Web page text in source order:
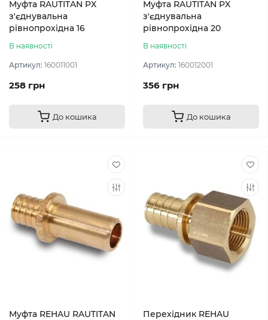
Муфта RAUTITAN PX
з'єднувальна
рівнопрохідна 16
В наявності
Артикул: 160011001
258 грн
До кошика
Муфта RAUTITAN PX
з'єднувальна
рівнопрохідна 20
В наявності
Артикул: 160012001
356 грн
До кошика
Муфта REHAU RAUTITAN
Перехідник REHAU